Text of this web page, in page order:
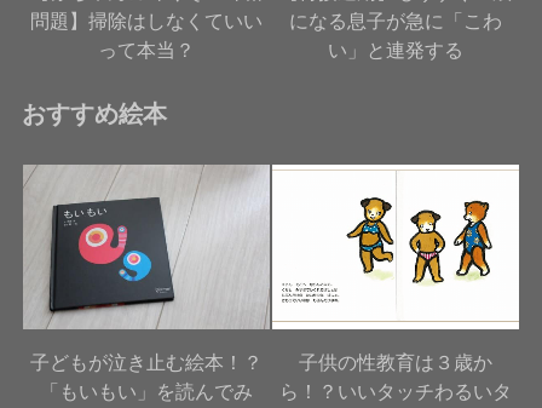
問題】掃除はしなくていい
って本当？
になる息子が急に「こわ
い」と連発する
おすすめ絵本
子どもが泣き止む絵本！？
「もいもい」を読んでみ
子供の性教育は３歳か
ら！？いいタッチわるいタ